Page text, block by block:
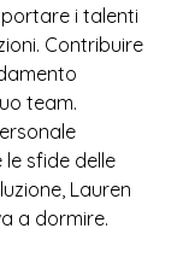
i talenti
Contribuire
team.
sfide delle
Lauren
a dormire.